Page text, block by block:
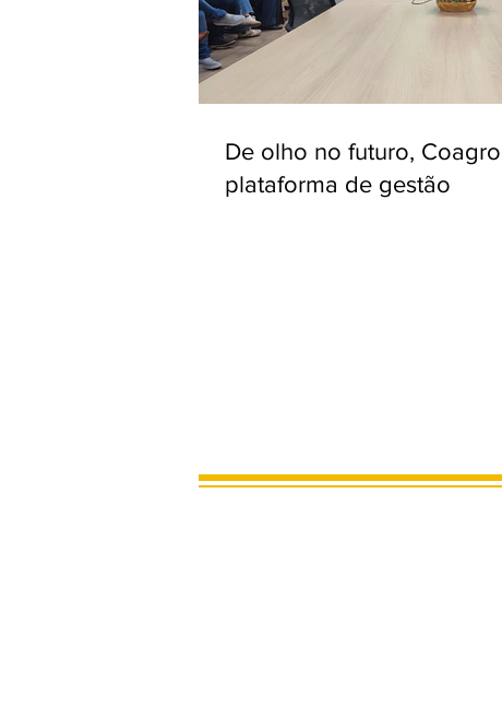
De olho no futuro,
plataforma de gestão